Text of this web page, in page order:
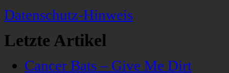
Datenschutz-Hinweis
Letzte Artikel
Cancer Bats – Give Me Dirt